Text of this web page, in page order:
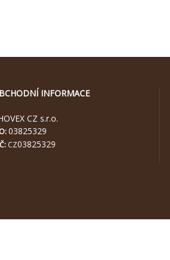
INFORMACE
CZ s.r.o.
03825329
CZ03825329